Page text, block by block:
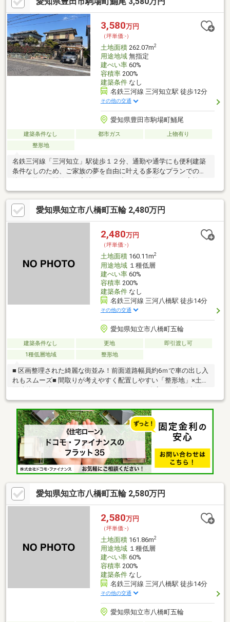
立山屋敷店まで徒歩17分この物件が気になった方は【資料請求・
お問合せ】へ電話で問合せもお待ちいたしております◆不動産購
入初心者の方、大歓迎◆不動産に関すること、何でもお気軽にご
相談下さい
3,580万円
（坪単価:-）
土地面積262.07m2
用途地域無指定
建ぺい率60%
容積率200%
建築条件なし
名鉄三河線 三河知立駅 徒歩12分
その他の交通
愛知県豊田市駒場町鯒尾
建築条件なし 都市ガス
上物有り
整形地
名鉄三河線「三河知立」駅徒歩１２分、通勤や通学にも便利建築
条件なしのため、ご家族の夢を自由に叶える多彩なプランでの建
安心して生活できます１５ｍ以上の前面間口で整形地のため、多
彩な建築プランが可能です陽当たり良好の土地のためぜひ現地を
ご確認くださいその他多彩な生活施設が周辺に充実○資料請求は
お気軽に♪三井住友トラスト不動産 八事センターお問い合わせは
通話無料【０１２０－２１０－７８２】
愛知県知立市八橋町五輪 2,480万円
2,480万円
（坪単価:-）
土地面積160.11m2
用途地域１種低層
建ぺい率60%
容積率200%
建築条件なし
名鉄三河線 三河八橋駅 徒歩14分
その他の交通
愛知県知立市八橋町五輪
建築条件なし 更地
即引渡し可
1種低層地域
整形地
■ 区画整理された綺麗な街並み！前面道路幅員約6ｍで車の出し入
れもスムーズ■ 間取りが考えやすく配置しやすい「整形地」×土地
面積約48.96坪■ お好きなハウスメーカー・工務店で自由に建築で
きる「建築条件なし」土地■ 解体費用がかからず、スムーズに家
づくりをスタートできる「更地渡し」■ 名鉄三河線「三河八橋」
駅まで徒歩14分！通勤・通学にも便利なロケーション
愛知県知立市八橋町五輪 2,580万円
2,580万円
（坪単価:-）
土地面積161.86m2
用途地域１種低層
建ぺい率60%
容積率200%
建築条件なし
名鉄三河線 三河八橋駅 徒歩14分
その他の交通
愛知県知立市八橋町五輪